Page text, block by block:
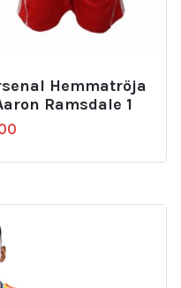
Hemmatröja
Ramsdale 1